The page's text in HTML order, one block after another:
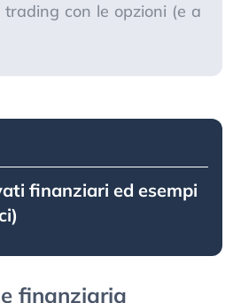
trading con le opzioni (e a
finanziari ed esempi
finanziaria